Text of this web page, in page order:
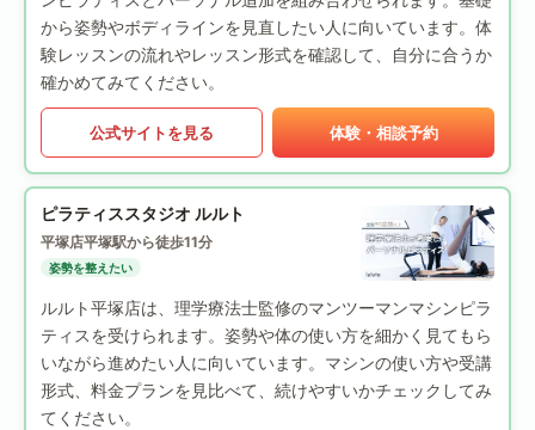
から姿勢やボディラインを見直したい人に向いています。体
験レッスンの流れやレッスン形式を確認して、自分に合うか
確かめてみてください。
公式サイトを見る 体験・相談予約
ピラティススタジオ ルルト
平塚店平塚駅から徒歩11分
姿勢を整えたい
ルルト平塚店は、理学療法士監修のマンツーマンマシンピラ
ティスを受けられます。姿勢や体の使い方を細かく見てもら
いながら進めたい人に向いています。マシンの使い方や受講
形式、料金プランを見比べて、続けやすいかチェックしてみ
てください。